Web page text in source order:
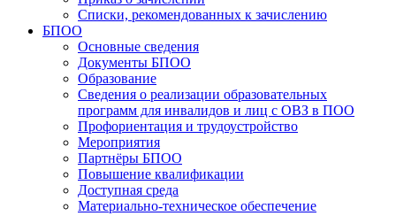
Списки, рекомендованных к зачислению
БПОО
Основные сведения
Документы БПОО
Образование
Сведения о реализации образовательных
программ для инвалидов и лиц с ОВЗ в ПОО
Профориентация и трудоустройство
Мероприятия
Партнёры БПОО
Повышение квалификации
Доступная среда
Материально-техническое обеспечение